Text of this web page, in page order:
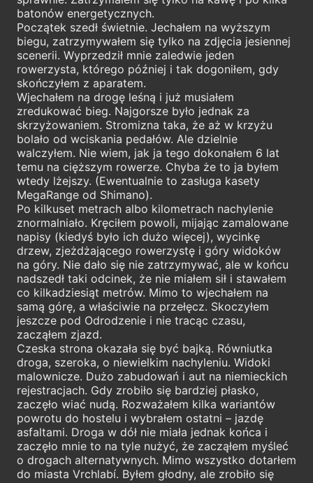
batonów energetycznych.
Początek szedł świetnie. Jechałem na wyższym
biegu, zatrzymywałem się tylko na zdjęcia jesiennej
scenerii. Wyprzedził mnie zaledwie jeden
rowerzysta, którego później i tak dogoniłem, gdy
skończyłem z aparatem.
Wjechałem na drogę leśną i już musiałem
zredukować bieg. Najgorsze było jednak za
skrzyżowaniem. Stromizna taka, że aż w krzyżu
bolało od wciskania pedałów. Ale dzielnie
walczyłem. Nie wiem, jak ja tego dokonałem 6 lat
temu na cięższym rowerze. Chyba że to ja byłem
wtedy lżejszy. (Ewentualnie to zasługa kasety
MegaRange od Shimano).
Po kilkuset metrach albo kilometrach nachylenie
znormalniało. Kręciłem powoli, mijając zamalowane
napisy (kiedyś było ich dużo więcej), wycinkę
drzew, zjeżdżającego rowerzystę i góry widoków
na góry. Nie dało się nie zatrzymywać, ale w końcu
nadszedł taki odcinek, że nie miałem sił i stawałem
co kilkadziesiąt metrów. Mimo to wjechałem na
samą górę, a właściwie na przełęcz. Skoczyłem
jeszcze pod Odrodzenie i nie tracąc czasu,
zacząłem zjazd.
Czeska strona okazała się być bajką. Równiutka
droga, szeroka, o niewielkim nachyleniu. Widoki
malownicze. Dużo zabudowań i aut na niemieckich
rejestracjach. Gdy zrobiło się bardziej płasko,
zaczęło wiać nudą. Rozważałem kilka wariantów
powrotu do hostelu i wybrałem ostatni – jazdę
asfaltami. Droga w dół nie miała jednak końca i
zaczęło mnie to na tyle nużyć, że zacząłem myśleć
o drogach alternatywnych. Mimo wszystko dotarłem
do miasta Vrchlabí. Byłem głodny, ale zrobiło się